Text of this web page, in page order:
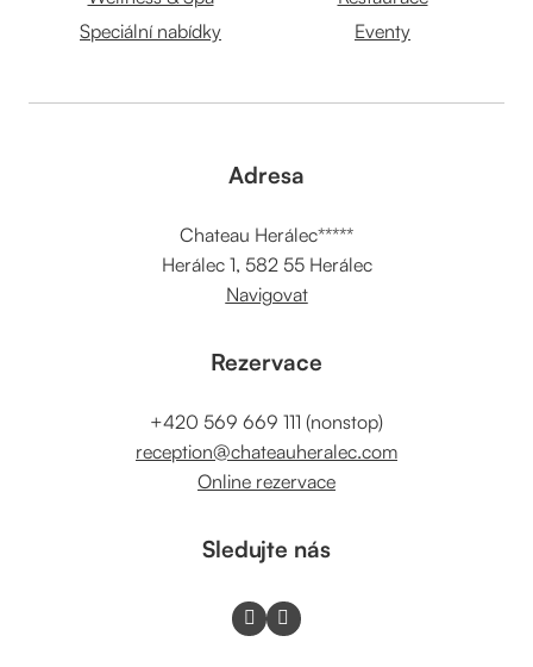
Speciální nabídky
Eventy
Adresa
Chateau Herálec*****
Herálec 1, 582 55 Herálec
Navigovat
Rezervace
+420 569 669 111 (nonstop)
reception@chateauheralec.com
Online rezervace
Sledujte nás